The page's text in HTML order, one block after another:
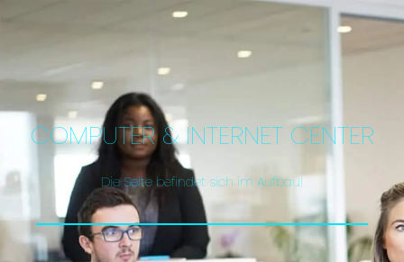
COMPUTER & INTERNET CENTER
Die Seite befindet sich im Aufbau!